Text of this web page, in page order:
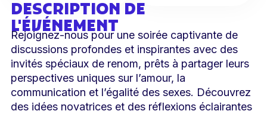
DESCRIPTION DE
L'ÉVÉNEMENT
Rejoignez-nous pour une soirée captivante de
discussions profondes et inspirantes avec des
invités spéciaux de renom, prêts à partager leurs
perspectives uniques sur l’amour, la
communication et l’égalité des sexes. Découvrez
des idées novatrices et des réflexions éclairantes